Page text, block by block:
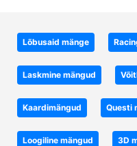
Lõbusaid mänge
Laskmine mängud
Kaardimängud Questi
Loogiline mängud 3D